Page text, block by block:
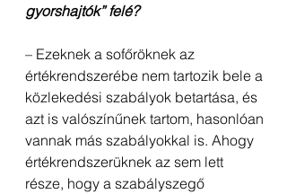
gyorshajtók” felé?
– Ezeknek a sofőröknek az
értékrendszerébe nem tartozik bele a
közlekedési szabályok betartása, és
azt is valószínűnek tartom, hasonlóan
vannak más szabályokkal is. Ahogy
értékrendszerüknek az sem lett
része, hogy a szabályszegő